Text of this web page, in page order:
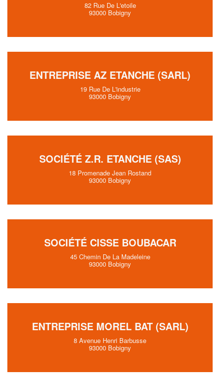
82 Rue De L'etoile
93000 Bobigny
ENTREPRISE AZ ETANCHE (SARL)
19 Rue De L'industrie
93000 Bobigny
SOCIÉTÉ Z.R. ETANCHE (SAS)
18 Promenade Jean Rostand
93000 Bobigny
SOCIÉTÉ CISSE BOUBACAR
45 Chemin De La Madeleine
93000 Bobigny
ENTREPRISE MOREL BAT (SARL)
8 Avenue Henri Barbusse
93000 Bobigny